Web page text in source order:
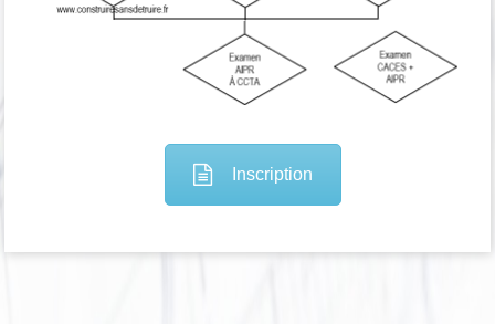
Inscription